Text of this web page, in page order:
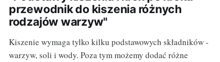
przewodnik do kiszenia różnych
rodzajów warzyw"
Kiszenie wymaga tylko kilku podstawowych składników -
warzyw, soli i wody. Poza tym możemy dodać różne